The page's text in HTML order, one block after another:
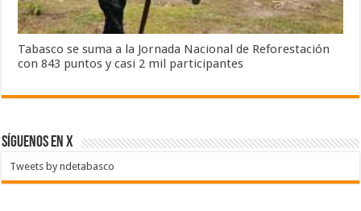
Tabasco se suma a la Jornada Nacional de Reforestación
con 843 puntos y casi 2 mil participantes
SÍGUENOS EN X
Tweets by ndetabasco